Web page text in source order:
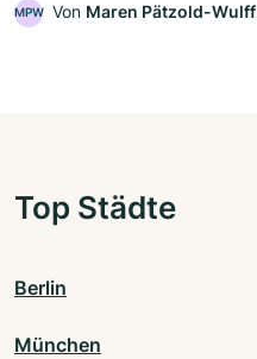
MPW Von Maren Pätzold-Wulff
Top Städte
Berlin
München